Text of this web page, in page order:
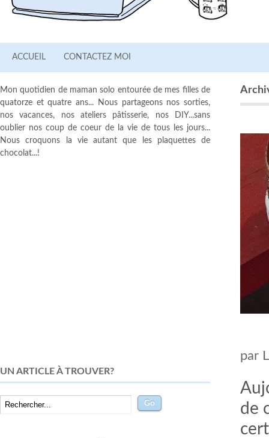
ACCUEIL CONTACTEZ MOI
par
de
Mon quotidien de maman solo entourée de mes filles de
quatorze et quatre ans... Nous partageons nos sorties,
nos vacances, nos ateliers pâtisserie, nos DIY...sans
oublier nos coup de coeur de la vie de tous les jours...
Nous croquons la vie autant que les plaquettes de
chocolat...!
UN ARTICLE À TROUVER?